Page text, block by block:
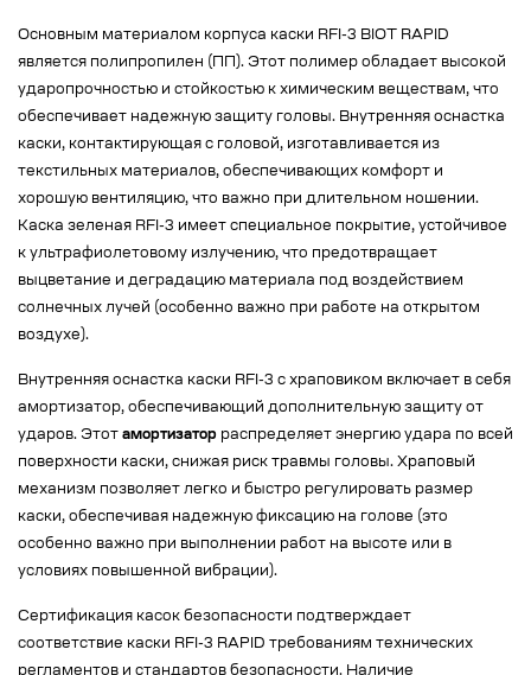
Основным материалом корпуса каски RFI-3 BIOT RAPID
является полипропилен (ПП). Этот полимер обладает высокой
ударопрочностью и стойкостью к химическим веществам, что
обеспечивает надежную защиту головы. Внутренняя оснастка
каски, контактирующая с головой, изготавливается из
текстильных материалов, обеспечивающих комфорт и
хорошую вентиляцию, что важно при длительном ношении.
Каска зеленая RFI-3 имеет специальное покрытие, устойчивое
к ультрафиолетовому излучению, что предотвращает
выцветание и деградацию материала под воздействием
солнечных лучей (особенно важно при работе на открытом
воздухе).
Внутренняя оснастка каски RFI-3 с храповиком включает в себя
амортизатор, обеспечивающий дополнительную защиту от
ударов. Этот амортизатор распределяет энергию удара по всей
поверхности каски, снижая риск травмы головы. Храповый
механизм позволяет легко и быстро регулировать размер
каски, обеспечивая надежную фиксацию на голове (это
особенно важно при выполнении работ на высоте или в
условиях повышенной вибрации).
Сертификация касок безопасности подтверждает
соответствие каски RFI-3 RAPID требованиям технических
регламентов и стандартов безопасности. Наличие